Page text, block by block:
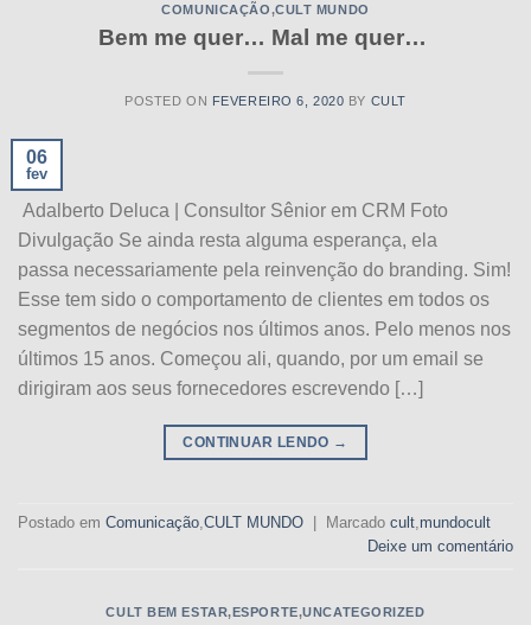
COMUNICAÇÃO,CULT MUNDO
Bem me quer… Mal me quer…
POSTED ON FEVEREIRO 6, 2020 BY CULT
06
fev
Adalberto Deluca | Consultor Sênior em CRM Foto
Divulgação Se ainda resta alguma esperança, ela
passa necessariamente pela reinvenção do branding. Sim!
Esse tem sido o comportamento de clientes em todos os
segmentos de negócios nos últimos anos. Pelo menos nos
últimos 15 anos. Começou ali, quando, por um email se
dirigiram aos seus fornecedores escrevendo […]
CONTINUAR LENDO →
Postado em Comunicação CULT MUNDO Marcado cult mundocult
Deixe um comentário
CULT BEM ESTAR,ESPORTE,UNCATEGORIZED